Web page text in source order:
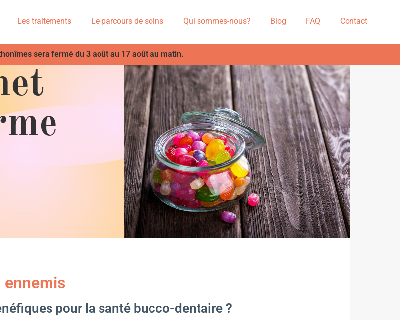
Les traitements Le parcours de soins Qui sommes-nous? Blog FAQ Contact
sera fermé du 3 août au 17 août au matin.
pour la santé bucco-dentaire ?